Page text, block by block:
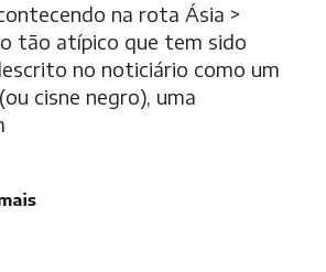
na rota Ásia >
tão atípico que tem sido
no noticiário como um
cisne negro), uma